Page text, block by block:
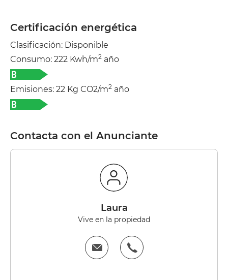
Certificación energética
Clasificación: Disponible
Consumo: 222 Kwh/m2 año
Emisiones: 22 Kg CO2/m2 año
Contacta con el Anunciante
laura
Vive en la propiedad